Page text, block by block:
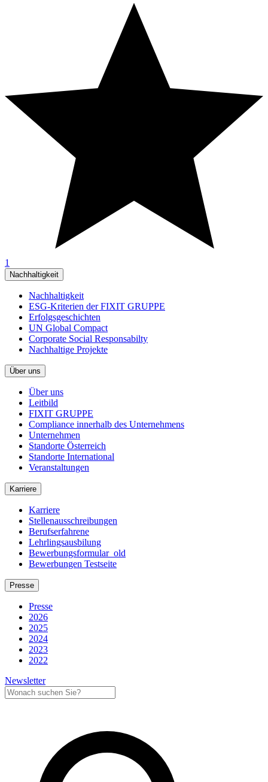
1
Nachhaltigkeit
Nachhaltigkeit
ESG-Kriterien der FIXIT GRUPPE
Erfolgsgeschichten
UN Global Compact
Corporate Social Responsabilty
Nachhaltige Projekte
Über uns
Über uns
Leitbild
FIXIT GRUPPE
Compliance innerhalb des Unternehmens
Unternehmen
Standorte Österreich
Standorte International
Veranstaltungen
Karriere
Karriere
Stellenausschreibungen
Berufserfahrene
Lehrlingsausbilung
Bewerbungsformular_old
Bewerbungen Testseite
Presse
Presse
2026
2025
2024
2023
2022
Newsletter